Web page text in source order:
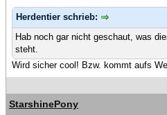
Herdentier schrieb:
Hab noch gar nicht geschaut, was
steht.
Wird sicher cool! Bzw. kommt aufs
StarshinePony